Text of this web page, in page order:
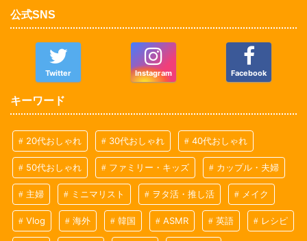
公式SNS
Twitter Instagram Facebook
キーワード
20代おしゃれ 30代おしゃれ 40代おしゃれ
50代おしゃれ ファミリー・キッズ カップル・夫婦
主婦 ミニマリスト ヲタ活・推し活 メイク
Vlog 海外 韓国 ASMR 英語 レシピ